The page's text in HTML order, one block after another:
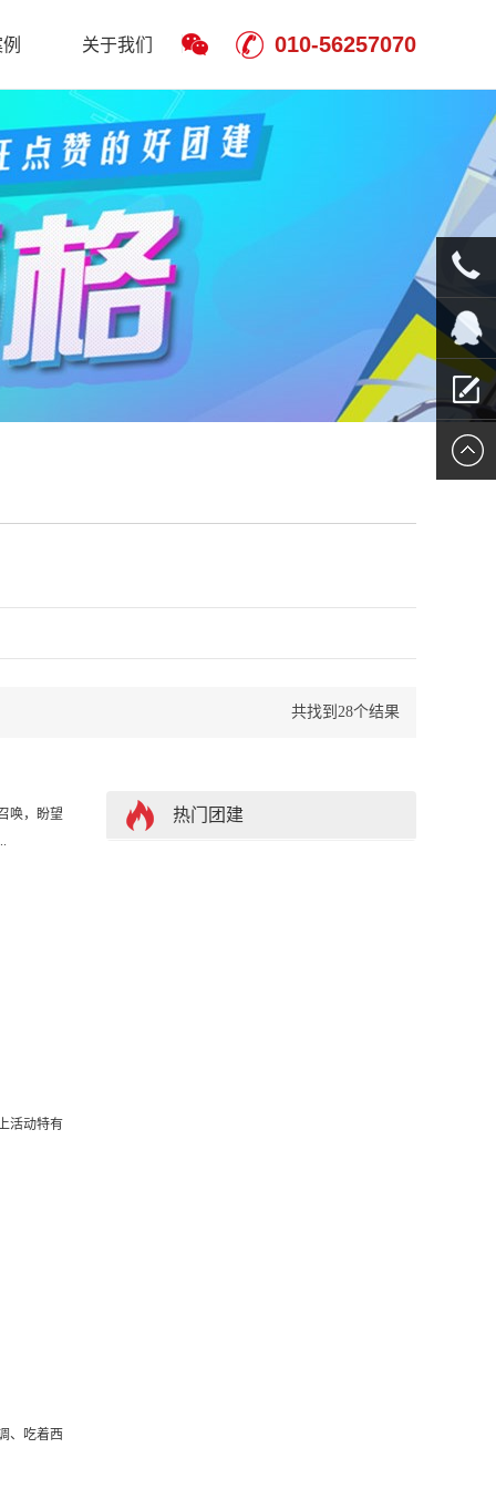
关于我们 010-56257070
共找到28个结果
唤，盼望
活动特有
、吃着西
热门团建
010-
QQ客服
留言报